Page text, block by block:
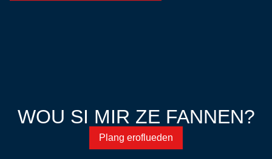
WOU SI MIR ZE FANNEN?
Plang eroflueden